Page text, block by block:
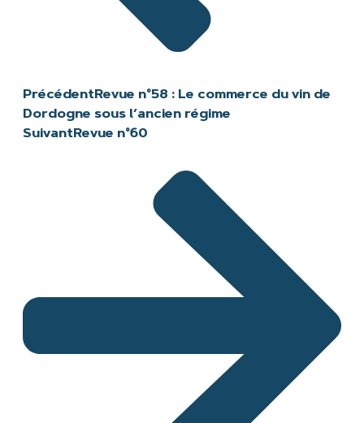
PrécédentRevue n°58 : Le commerce du vin de
Dordogne sous l’ancien régime
SuivantRevue n°60